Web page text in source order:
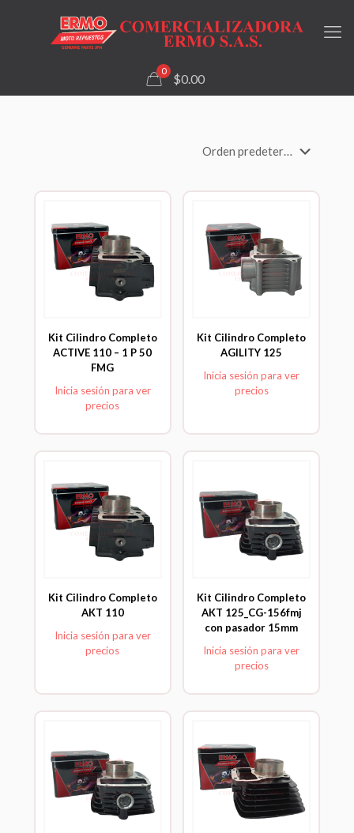
0
$0.00
Kit Cilindro Completo
ACTIVE 110 – 1 P 50
FMG
Inicia sesión para ver
precios
Kit Cilindro Completo
AGILITY 125
Inicia sesión para ver
precios
Kit Cilindro Completo
AKT 110
Inicia sesión para ver
precios
Kit Cilindro Completo
AKT 125_CG-156fmj
con pasador 15mm
Inicia sesión para ver
precios